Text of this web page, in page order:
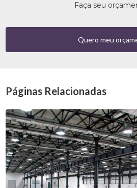
Faça seu
Quero meu
Páginas Relacionadas